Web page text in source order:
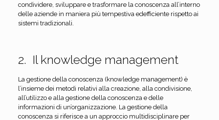
condividere, sviluppare e trasformare la conoscenza all’interno
delle aziende in maniera più tempestiva edefficiente rispetto ai
sistemi tradizionali.
2. Il knowledge management
La gestione della conoscenza (knowledge management) è
l’insieme dei metodi relativi alla creazione, alla condivisione,
all’utilizzo e alla gestione della conoscenza e delle
informazioni di un’organizzazione. La gestione della
conoscenza si riferisce a un approccio multidisciplinare per